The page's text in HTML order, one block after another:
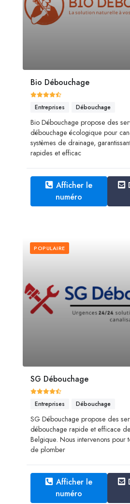
Bio Débouchage
Entreprises Débouchage
Bio Débouchage propose des
débouchage écologique pour
systèmes de drainage,
rapides et efficac
Afficher le
numéro
POPULAIRE
SG Débouchage
Entreprises Débouchage
SG Débouchage propose des
débouchage rapide et efficace
Belgique. Nous intervenons pour
de plomber
Afficher le
numéro